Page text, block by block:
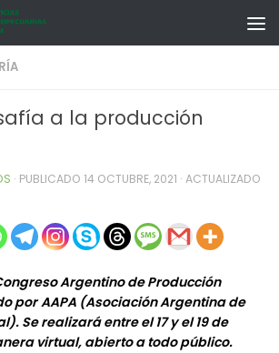
a la producción
· PUBLICADO 14 OCTUBRE, 2021 · ACTUALIZADO
Argentino de Producción
por AAPA (Asociación Argentina de
Se realizará entre el 17 y el 19 de
virtual, abierto a todo público.